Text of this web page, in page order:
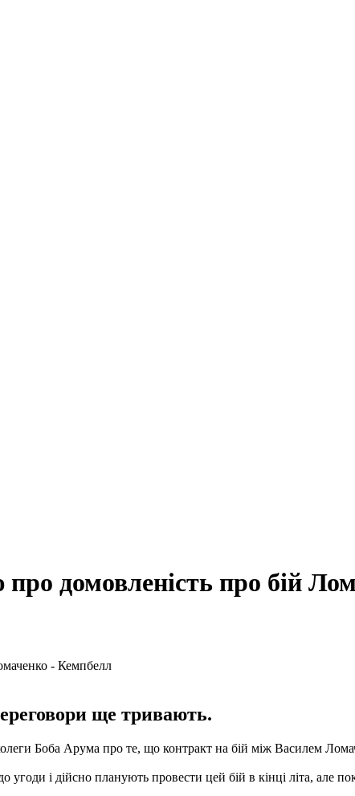
домовленість про бій
ще тривають.
Боба Арума про те, що контракт на бій між Василем
угоди і дійсно планують провести цей бій в кінці літа, але